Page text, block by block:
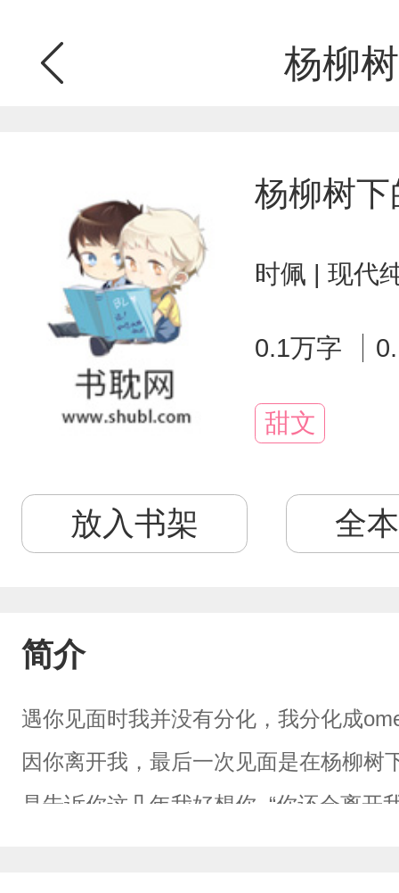
杨柳
杨柳树下
时佩 | 现代
0.1万字
甜文
放入书架 全
简介
遇你见面时我并没有分化，我分化成
因你离开我，最后一次见面是在杨柳
是告诉你这几年我好想你..“你还会离开